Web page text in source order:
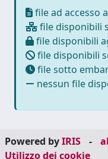
file ad accesso
file disponibili
file disponibili
file disponibili
file sotto
nessun file
Powered byIRIS -
Utilizzo dei cookie